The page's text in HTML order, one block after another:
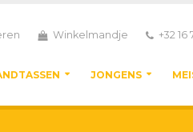
Winkelmandje +32 16
JONGENS